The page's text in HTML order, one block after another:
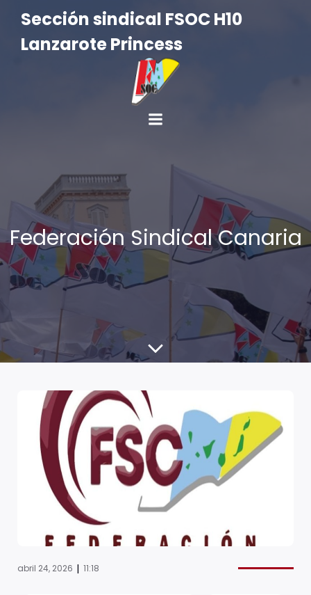
Sección sindical FSOC H10
Lanzarote Princess
Federación Sindical Canaria
abril 24, 2026 | 11:18